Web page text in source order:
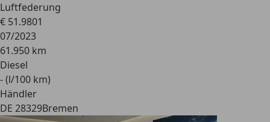
Luftfederung
€ 51.9801
07/2023
61.950 km
Diesel
- (l/100 km)
Händler
DE 28329Bremen